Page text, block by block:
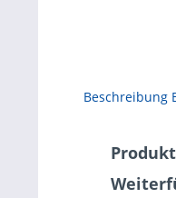
Beschreibung